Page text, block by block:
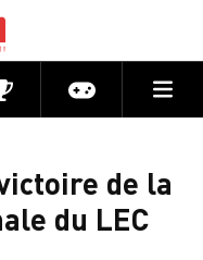
CompétitionsActu jeux
de la
du LEC